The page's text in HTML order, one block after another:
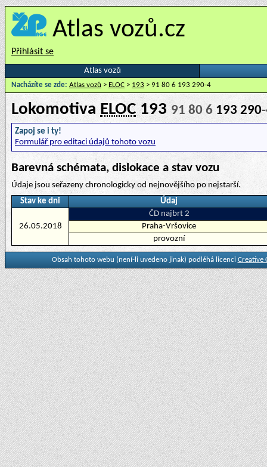
Atlas vozů.cz
Přihlásit se
Atlas vozů
Nacházíte se zde: Atlas vozů > ELOC > 193 > 91 80 6 193 290-4
Lokomotiva ELOC 19391 80 6 193 290
Zapoj se i ty!
Formulář pro editaci údajů tohoto vozu
Barevná schémata, dislokace a stav vozu
Údaje jsou seřazeny chronologicky od nejnovějšího po nejstarší.
Stav ke dni
Údaj
26.05.2018
ČD najbrt 2
Praha-Vršovice
provozní
Obsah tohoto webu (není-li uvedeno jinak) podléhá licenci Creative